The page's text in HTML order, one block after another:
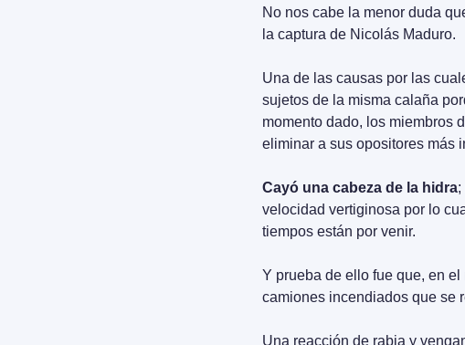
No nos cabe la menor duda
la captura de Nicolás Maduro.
Una de las causas por las
sujetos de la misma calaña
momento dado, los miembros
eliminar a sus opositores más
Cayó una cabeza de la hidra;
velocidad vertiginosa por lo
tiempos están por venir.
Y prueba de ello fue que, en el
camiones incendiados que se
Una reacción de rabia y